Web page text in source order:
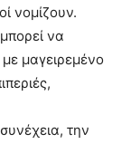
νομίζουν.
να
μαγειρεμένο
την